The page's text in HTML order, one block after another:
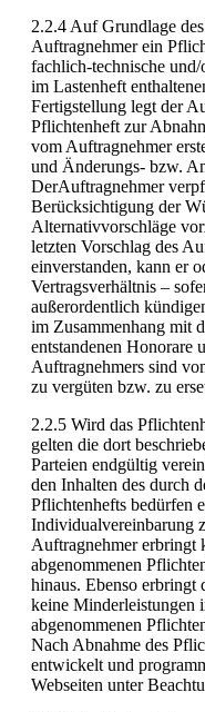
2.2.4 Auf Grundlage
Auftragnehmer ein
fachlich-technische
im Lastenheft
Fertigstellung legt der
Pflichtenheft zur
vom Auftragnehmer
und Änderungs- bzw.
DerAuftragnehmer
Berücksichtigung der
Alternativvorschläge
letzten Vorschlag des
einverstanden, kann er
Vertragsverhältnis –
außerordentlich
im Zusammenhang mit
entstandenen Honorare
Auftragnehmers sind
zu vergüten bzw. zu
2.2.5 Wird das
gelten die dort
Parteien endgültig
den Inhalten des durch
Pflichtenhefts bedürfen
Individualvereinbarung
Auftragnehmer erbringt
abgenommenen
hinaus. Ebenso erbringt
keine Minderleistungen
abgenommenen
Nach Abnahme des
entwickelt und
Webseiten unter